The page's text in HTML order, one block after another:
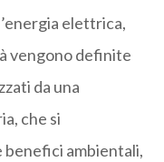
elettrica,
vengono definite
da una
che si
ambientali,